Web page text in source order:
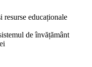
educaționale
de învățământ